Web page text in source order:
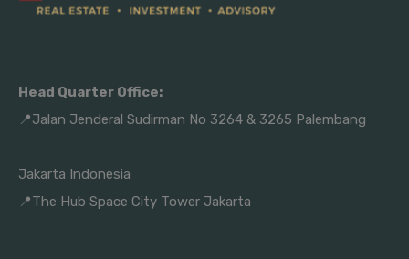
Head Quarter Office:
📍Jalan Jenderal Sudirman No 3264 & 3265 Palembang
Jakarta Indonesia
📍The Hub Space City Tower Jakarta